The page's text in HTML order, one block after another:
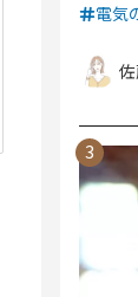
電気